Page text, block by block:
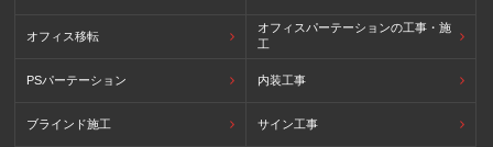
オフィス移転
オフィスパーテーションの工事・施
工
PSパーテーション 内装工事
ブラインド施工 サイン工事